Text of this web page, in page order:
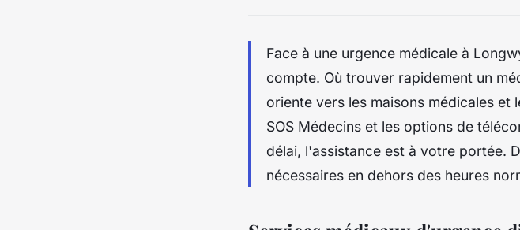
Face à une urgence médicale à
compte. Où trouver rapidement un
oriente vers les maisons médicales
SOS Médecins et les options de
délai, l'assistance est à votre portée.
nécessaires en dehors des heures